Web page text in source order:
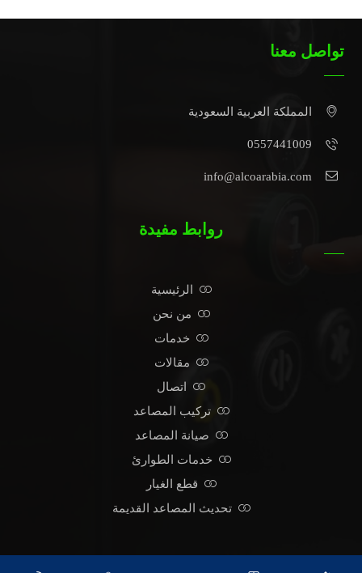
تواصل معنا
المملكة العربية السعودية
0557441009
info@alcoarabia.com
روابط مفيدة
الرئيسية
من نحن
خدمات
مقالات
اتصال
تركيب المصاعد
صيانة المصاعد
خدمات الطوارئ
قطع الغيار
تحديث المصاعد القديمة